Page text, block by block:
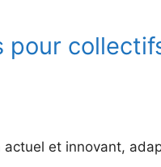
pour
et innovant,